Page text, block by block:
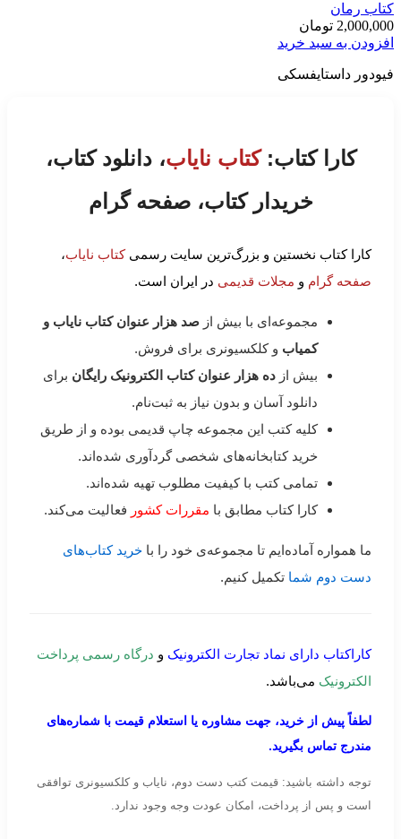
کتاب رمان
2,000,000 تومان
افزودن به سبد خرید
فیودور داستایفسکی
کارا کتاب:کتاب نایاب، دانلود کتاب،
خریدار کتاب، صفحه گرام
کارا کتاب نخستین و بزرگ‌ترین سایت رسمیکتاب نایاب،
صفحه گرام و مجلات قدیمی در ایران است.
مجموعه‌ای با بیش از صد هزار عنوان کتاب نایاب و
کمیاب و کلکسیونری برای فروش.
بیش از ده هزار عنوان کتاب الکترونیک رایگان برای
دانلود آسان و بدون نیاز به ثبت‌نام.
کلیه کتب این مجموعه چاپ قدیمی بوده و از طریق
خرید کتابخانه‌های شخصی گردآوری شده‌اند.
تمامی کتب با کیفیت مطلوب تهیه شده‌اند.
کارا کتاب مطابق با مقررات کشور فعالیت می‌کند.
ما همواره آماده‌ایم تا مجموعه‌ی خود را با خرید کتاب‌های
دست دوم شما تکمیل کنیم.
کاراکتاب دارای نماد تجارت الکترونیک و درگاه رسمی پرداخت
الکترونیک می‌باشد.
لطفاً پیش از خرید، جهت مشاوره یا استعلام قیمت با شماره‌های
مندرج تماس بگیرید.
توجه داشته باشید: قیمت کتب دست دوم، نایاب و کلکسیونری توافقی
است و پس از پرداخت، امکان عودت وجه وجود ندارد.